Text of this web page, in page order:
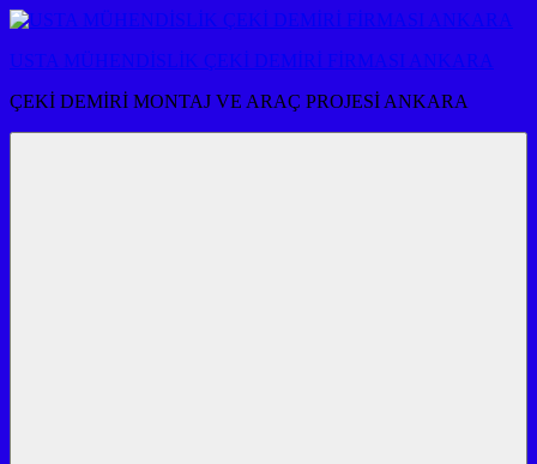
İçeriğe
USTA MÜHENDİSLİK ÇEKİ DEMİRİ FİRMASI ANKARA
ÇEKİ DEMİRİ MONTAJ VE ARAÇ PROJESİ ANKARA